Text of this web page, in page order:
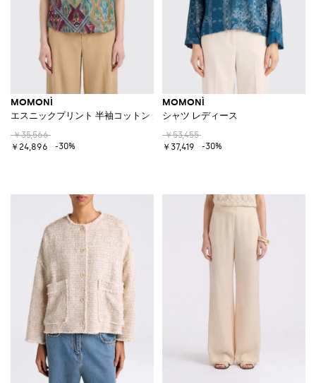
MOMONÌ
エスニックプリント 半袖コットンシャツ
￥35,566
￥24,896
-30%
MOMONÌ
シャツ レディース
￥53,455
￥37,419
-30%